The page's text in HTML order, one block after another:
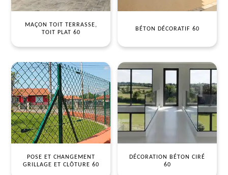
MAÇON TOIT TERRASSE,
TOIT PLAT 60
BÉTON DÉCORATIF 60
POSE ET CHANGEMENT
GRILLAGE ET CLÔTURE 60
DÉCORATION BÉTON CIRÉ
60